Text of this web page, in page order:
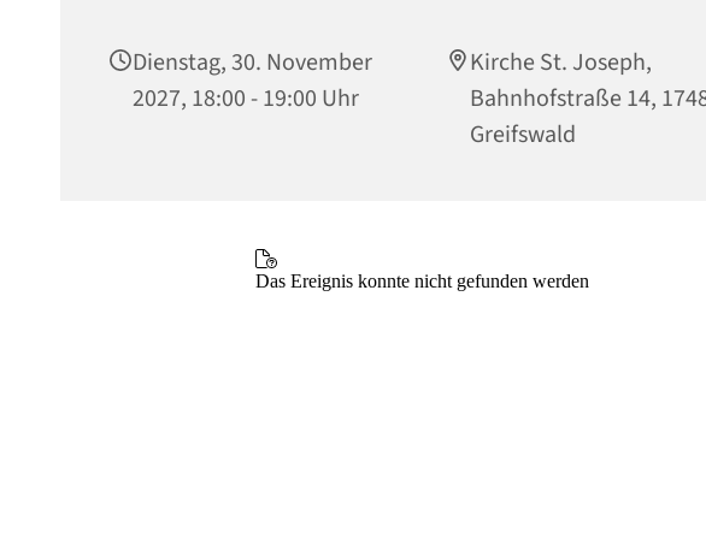
Dienstag, 30. November
2027, 18:00 - 19:00 Uhr
Kirche St. Joseph,
Bahnhofstraße 14,
Greifswald